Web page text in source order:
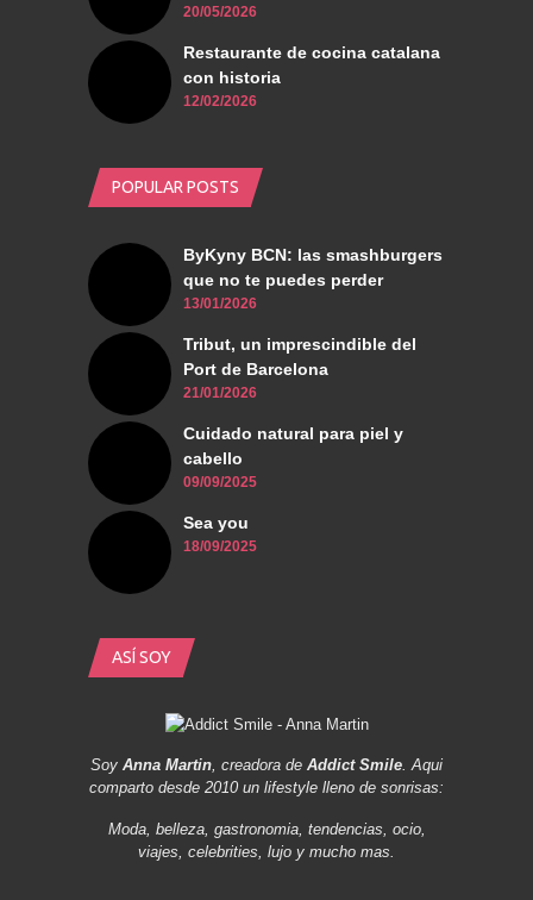
20/05/2026
Restaurante de cocina catalana
con historia
12/02/2026
POPULAR POSTS
ByKyny BCN: las smashburgers
que no te puedes perder
13/01/2026
Tribut, un imprescindible del
Port de Barcelona
21/01/2026
Cuidado natural para piel y
cabello
09/09/2025
Sea you
18/09/2025
ASÍ SOY
Soy Anna Martin, creadora de Addict Smile. Aqui
comparto desde 2010 un lifestyle lleno de sonrisas:
Moda, belleza, gastronomia, tendencias, ocio,
viajes, celebrities, lujo y mucho mas.